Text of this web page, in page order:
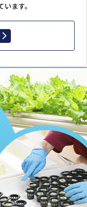
ます。